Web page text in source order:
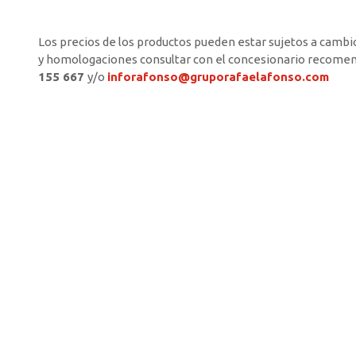
Los precios de los productos pueden estar sujetos a
y homologaciones consultar con el concesionario r
155 667 y/o inforafonso@gruporafaelafonso.com